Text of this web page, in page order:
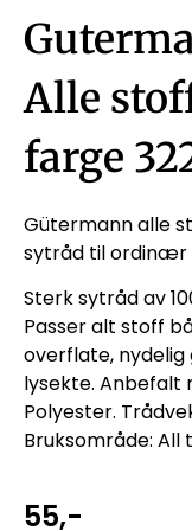
Alle
farge
Gütermann alle
sytråd til ordinær
Sterk sytråd av
Passer alt stoff
overflate, nydelig
lysekte. Anbefalt
Polyester.
Bruksområde: All
55,-